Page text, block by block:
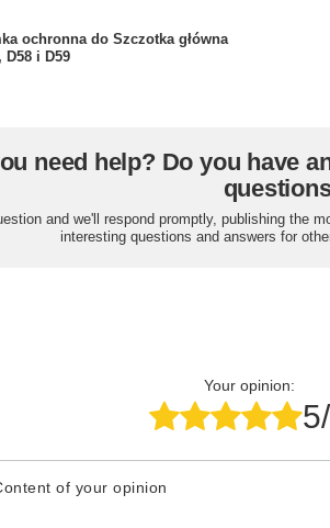
ochronna do Szczotka główna
D58 i D59
need help? Do you have
and we'll respond promptly, publishing the
interesting questions and answers for
Your opinion:
of your opinion